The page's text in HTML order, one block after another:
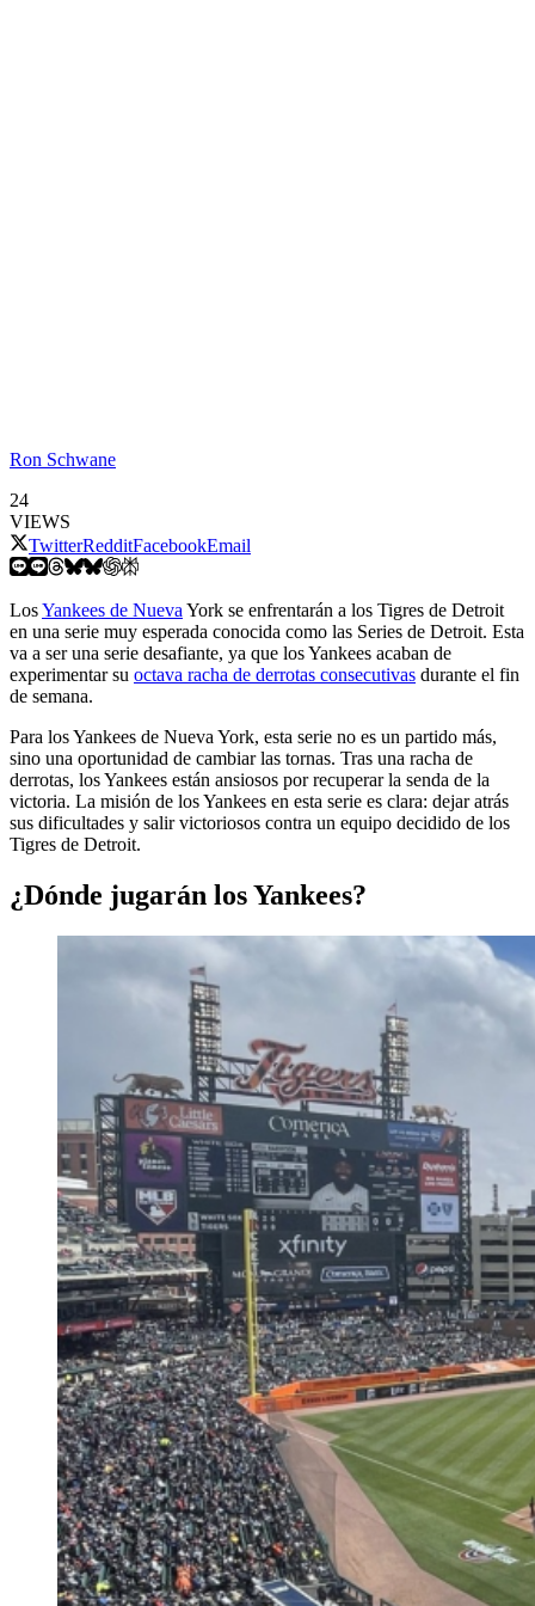
Ron Schwane
24
VIEWS
TwitterRedditFacebookEmail
LosYankees de Nueva York se enfrentarán a los Tigres de Detroit
en una serie muy esperada conocida como las Series de Detroit. Esta
va a ser una serie desafiante, ya que los Yankees acaban de
experimentar su octava racha de derrotas consecutivas durante el fin
de semana.
Para los Yankees de Nueva York, esta serie no es un partido más,
sino una oportunidad de cambiar las tornas. Tras una racha de
derrotas, los Yankees están ansiosos por recuperar la senda de la
victoria. La misión de los Yankees en esta serie es clara: dejar atrás
sus dificultades y salir victoriosos contra un equipo decidido de los
Tigres de Detroit.
¿Dónde jugarán los Yankees?